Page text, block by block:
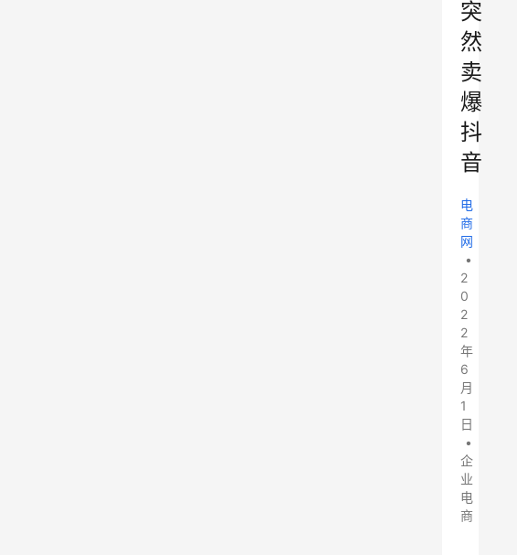
突
然
卖
爆
抖
音
电
商
网
•
2
0
2
2
年
6
月
1
日
•
企
业
电
商